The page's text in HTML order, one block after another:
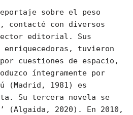
sobre el peso
con diversos
editorial. Sus
enriquecedoras, tuvieron
cuestiones de espacio,
íntegramente por
(Madrid, 1981) es
Su tercera novela se
(Algaida, 2020). En 2010,